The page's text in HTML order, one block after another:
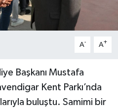
A- A+
Başkanı Mustafa
Kent Parkı’nda
buluştu. Samimi bir